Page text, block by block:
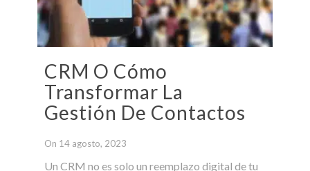
CRM O Cómo
Transformar La
Gestión De Contactos
On 14 agosto, 2023
Un CRM no es solo un reemplazo digital de tu